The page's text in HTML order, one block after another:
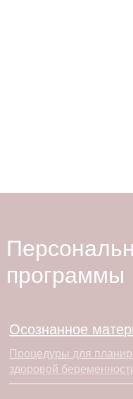
программы
Процедуры для
здоровой
Осознанное